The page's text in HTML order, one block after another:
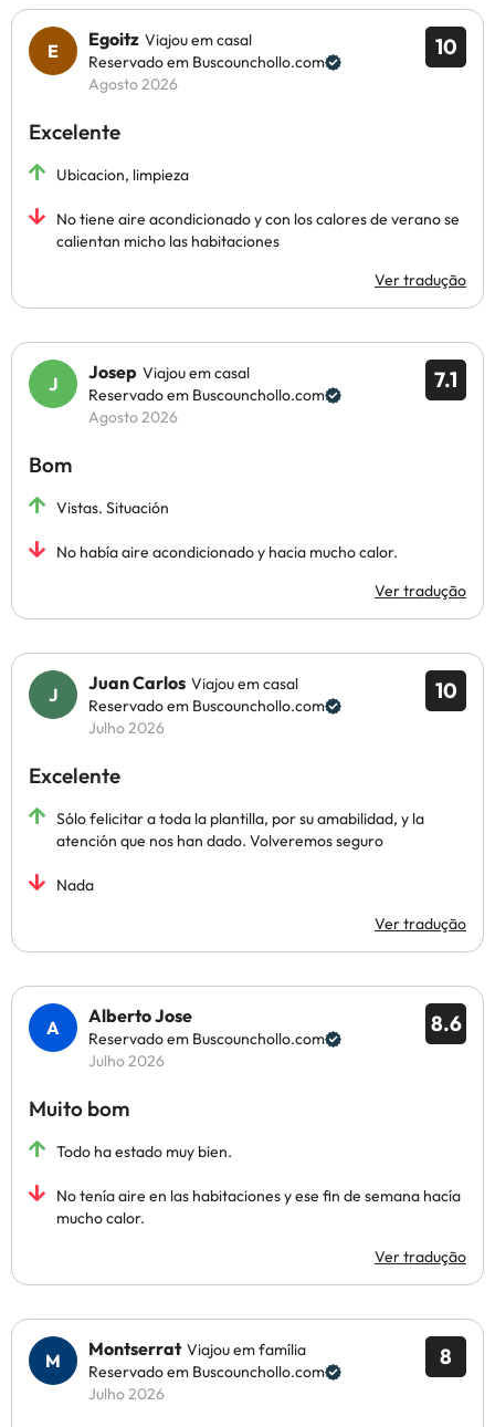
10
Egoitz Viajou em casal
Reservado em Buscounchollo.com
Agosto 2026
Excelente
Ubicacion, limpieza
No tiene aire acondicionado y con los calores de verano se
calientan micho las habitaciones
Ver tradução
7.1
Josep Viajou em casal
Reservado em Buscounchollo.com
Agosto 2026
Bom
Vistas. Situación
No había aire acondicionado y hacia mucho calor.
Ver tradução
10
Juan Carlos Viajou em casal
Reservado em Buscounchollo.com
Julho 2026
Excelente
Sólo felicitar a toda la plantilla, por su amabilidad, y la
atención que nos han dado. Volveremos seguro
Nada
Ver tradução
8.6
Alberto Jose
Reservado em Buscounchollo.com
Julho 2026
Muito bom
Todo ha estado muy bien.
No tenía aire en las habitaciones y ese fin de semana hacía
mucho calor.
Ver tradução
8
Montserrat Viajou em família
Reservado em Buscounchollo.com
Julho 2026